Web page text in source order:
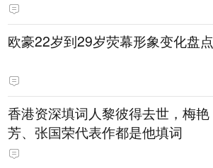
欧豪22岁到29岁荧幕形象变化盘点
香港资深填词人黎彼得去世，梅艳
芳、张国荣代表作都是他填词